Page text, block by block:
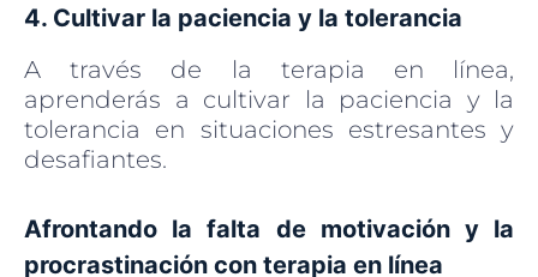
4. Cultivar la paciencia y la tolerancia
A través de la terapia en línea,
aprenderás a cultivar la paciencia y la
tolerancia en situaciones estresantes y
desafiantes.
Afrontando la falta de motivación y la
procrastinación con terapia en línea